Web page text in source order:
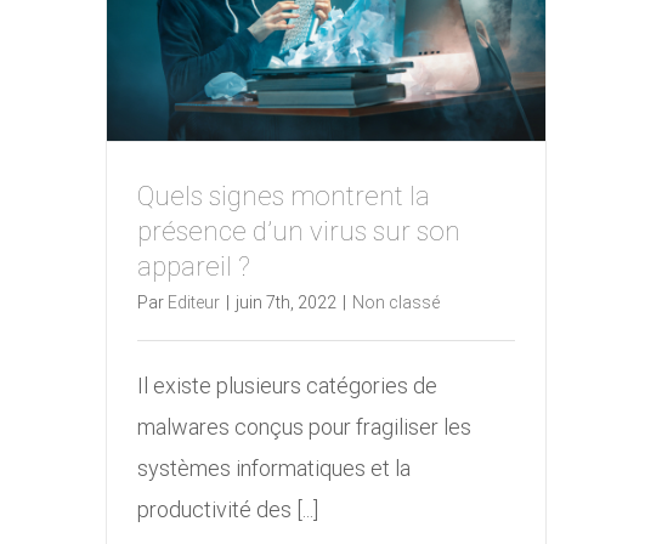
Quels signes montrent la
présence d’un virus sur son
appareil ?
Par Editeur juin 7th, 2022 Non classé
Il existe plusieurs catégories de
malwares conçus pour fragiliser les
systèmes informatiques et la
productivité des [...]